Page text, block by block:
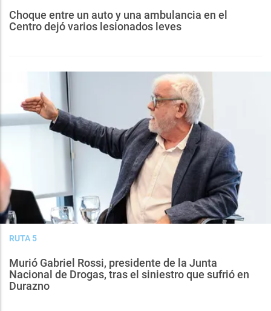
Choque entre un auto y una ambulancia en el
Centro dejó varios lesionados leves
RUTA 5
Murió Gabriel Rossi, presidente de la Junta
Nacional de Drogas, tras el siniestro que sufrió en
Durazno